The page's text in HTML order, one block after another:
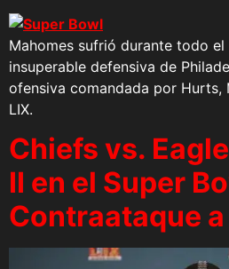
Mahomes sufrió durante todo
insuperable defensiva de
ofensiva comandada por Hurts,
LIX.
Chiefs vs.
II en el Super
Contraataque